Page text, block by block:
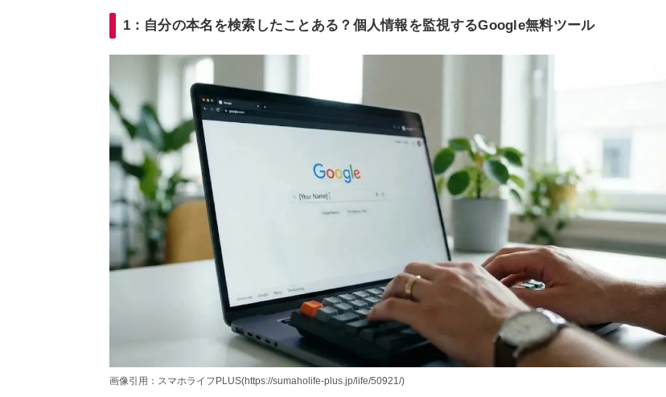
1：自分の本名を検索したことある？個人情報を監視するGoogle無料ツール
画像引用：スマホライフPLUS(https://sumaholife-plus.jp/life/50921/)